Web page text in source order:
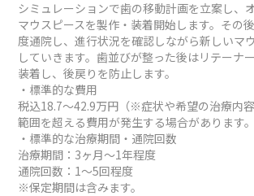
シミュレーションで歯の移動計画を立案し、
マウスピースを製作・装着開始します。その
度通院し、進行状況を確認しながら新しいマ
していきます。歯並びが整った後はリテーナ
装着し、後戻りを防止します。
・標準的な費用
税込18.7～42.9万円（※症状や希望の治療内
範囲を超える費用が発生する場合があります。
・標準的な治療期間・通院回数
治療期間：3ヶ月～1年程度
通院回数：1～5回程度
※保定期間は含みます。